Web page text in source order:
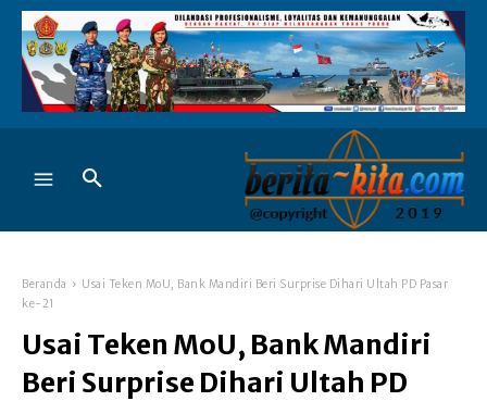
Beranda
Usai Teken MoU, Bank Mandiri Beri Surprise Dihari Ultah PD Pasar
ke-21
Usai Teken MoU, Bank Mandiri
Beri Surprise Dihari Ultah PD